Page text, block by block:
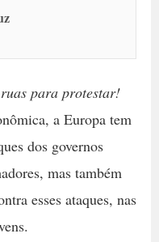
para protestar!
a Europa tem
dos governos
mas também
esses ataques, nas